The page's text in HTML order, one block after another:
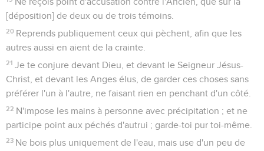
[déposition] de deux ou de trois témoins.
20 Reprends publiquement ceux qui pèchent, afin que les
autres aussi en aient de la crainte.
21 Je te conjure devant Dieu, et devant le Seigneur Jésus-
Christ, et devant les Anges élus, de garder ces choses sans
préférer l'un à l'autre, ne faisant rien en penchant d'un côté.
22 N'impose les mains à personne avec précipitation ; et ne
participe point aux péchés d'autrui ; garde-toi pur toi-même.
23 Ne bois plus uniquement de l'eau, mais use d'un peu de